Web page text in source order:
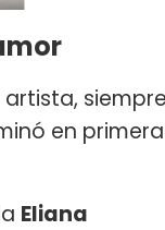
en primera
Eliana